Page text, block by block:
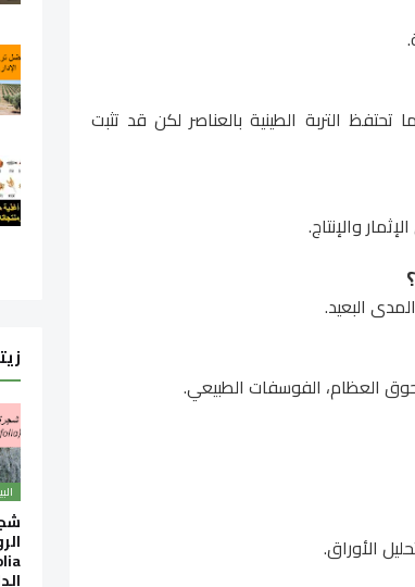
تحتفظ التربة الطينية بالعناصر لكن قد تثبت
والإنتاج.
البعيد.
العظام، الفوسفات الطبيعي.